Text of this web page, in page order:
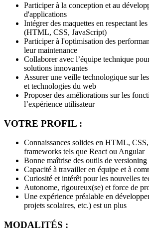
Participer à la conception et au
d'applications
Intégrer des maquettes en respectant
(HTML, CSS, JavaScript)
Participer à l'optimisation des
leur maintenance
Collaborer avec l’équipe technique
solutions innovantes
Assurer une veille technologique sur
et technologies du web
Proposer des améliorations sur les
l’expérience utilisateur
VOTRE PROFIL :
Connaissances solides en HTML,
frameworks tels que React ou Angular
Bonne maîtrise des outils de
Capacité à travailler en équipe et à
Curiosité et intérêt pour les nouvelles
Autonome, rigoureux(se) et force de
Une expérience préalable en
projets scolaires, etc.) est un plus
MODALITÉS :